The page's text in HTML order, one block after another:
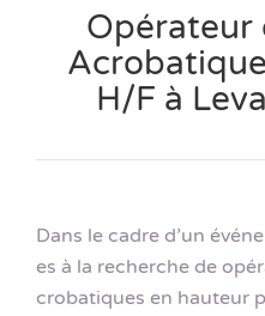
Opérateur
H/F à
Dans le cadre d’un
es à la recherche de
crobatiques en hauteur